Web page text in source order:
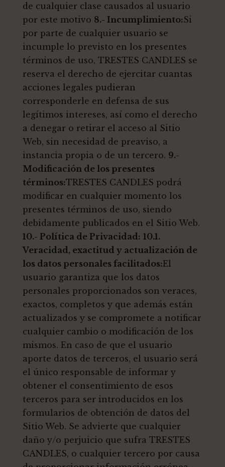
de cualquier clase causados al usuario
por este motivo 8.- Incumplimiento:Si
por parte de cualquier usuario se
incumple lo previsto en los presentes
términos de uso, TRESTES CANDLES se
reserva el derecho de ejercitar cuantas
acciones legales pudieran
corresponderle en defensa de sus
legítimos intereses, así como el derecho
a denegar o retirar el acceso al Sitio
Web, sin necesidad de preaviso, a
instancia propia o de un tercero. 9.-
Modificación de los presentes
términos:TRESTES CANDLES podrá
modificar en cualquier momento los
presentes términos de uso, siendo
debidamente publicados en el Sitio Web.
10.- Política de Privacidad: 10.1.
Veracidad, exactitud y actualización de
los datos personales facilitados:El
usuario garantiza que los datos
personales proporcionados son veraces,
exactos, completos y que además están
actualizados y se compromete a notificar
cualquier cambio o modificación de los
mismos. En caso de que el usuario
aporte datos de terceros, el usuario será
el único responsable de informar y
obtener el consentimiento de esos
terceros para ser introducidos en los
formularios de obtención de datos del
Sitio Web. Se advierte que cualquier
daño y/o perjuicio que sufra TRESTES
CANDLES, o cualquier tercero por causa